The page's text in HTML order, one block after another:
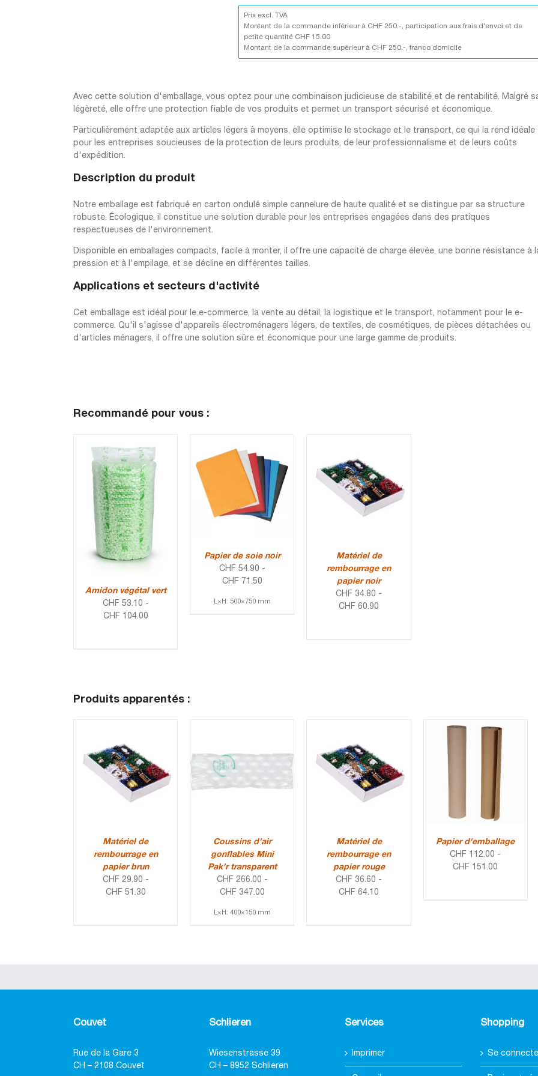
Prix excl. TVA
Montant de la commande inférieur à CHF 250.-, participation aux frais d'envoi et de
petite quantité CHF 15.00
Montant de la commande supérieur à CHF 250.-, franco domicile
Avec cette solution d'emballage, vous optez pour une combinaison judicieuse de stabilité et de rentabilité. Malgré
légèreté, elle offre une protection fiable de vos produits et permet un transport sécurisé et économique.
Particulièrement adaptée aux articles légers à moyens, elle optimise le stockage et le transport, ce qui la rend idéale
pour les entreprises soucieuses de la protection de leurs produits, de leur professionnalisme et de leurs coûts
d'expédition.
Description du produit
Notre emballage est fabriqué en carton ondulé simple cannelure de haute qualité et se distingue par sa structure
robuste. Écologique, il constitue une solution durable pour les entreprises engagées dans des pratiques
respectueuses de l'environnement.
Disponible en emballages compacts, facile à monter, il offre une capacité de charge élevée, une bonne résistance à
pression et à l'empilage, et se décline en différentes tailles.
Applications et secteurs d'activité
Cet emballage est idéal pour le e-commerce, la vente au détail, la logistique et le transport, notamment pour le e-
commerce. Qu'il s'agisse d'appareils électroménagers légers, de textiles, de cosmétiques, de pièces détachées ou
d'articles ménagers, il offre une solution sûre et économique pour une large gamme de produits.
Recommandé pour vous :
Amidon végétal vert
CHF 53.10 -
CHF 104.00
Papier de soie noir
CHF 54.90 -
CHF 71.50
L×H: 500×750 mm
Matériel de
rembourrage en
papier noir
CHF 34.80 -
CHF 60.90
Produits apparentés :
Matériel de
rembourrage en
papier brun
CHF 29.90 -
CHF 51.30
Coussins d'air
gonflables Mini
Pak'r transparent
CHF 266.00 -
CHF 347.00
L×H: 400×150 mm
Matériel de
rembourrage en
papier rouge
CHF 36.60 -
CHF 64.10
Papier d'emballage
CHF 112.00 -
CHF 151.00
Couvet
Rue de la Gare 3
CH – 2108 Couvet
Schlieren
Wiesenstrasse 39
CH – 8952 Schlieren
Services
Imprimer
Shopping
Se